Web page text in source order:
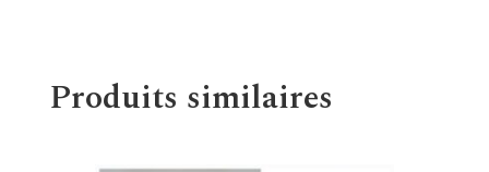
Produits similaires